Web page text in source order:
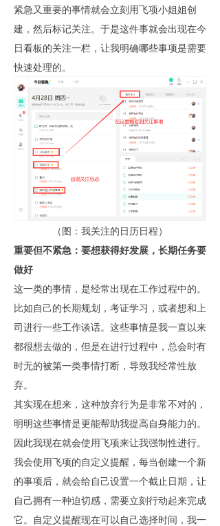
紧急又重要的事情就会立刻用飞项小姐姐创
建，然后标记关注。于是这件事就会出现在今
日看板的关注一栏，让我明确哪些事项是需要
快速处理的。
（图：我关注的日历日程）
重要但不紧急：要想获得好发展，长期任务要
做好
这一类的事情，是经常出现在工作过程中的。
比如自己的长期规划，考证学习，或者想和上
司进行一些工作谈话。这些事情是我一直以来
都很想去做的，但是在进行过程中，总会时有
时无的被第一类事情打断，导致我经常性放
弃。
其实现在想来，这种放弃行为是非常不对的，
明明这些事情是更能帮助我提高自身能力的。
因此我现在就会使用飞项来让我强制性进行。
我会使用飞项的自定义提醒，每当创建一个新
的事项后，就会给自己设置一个截止日期，让
自己拥有一种迫切感，需要立刻行动起来完成
它。自定义提醒现在可以自己选择时间，我一